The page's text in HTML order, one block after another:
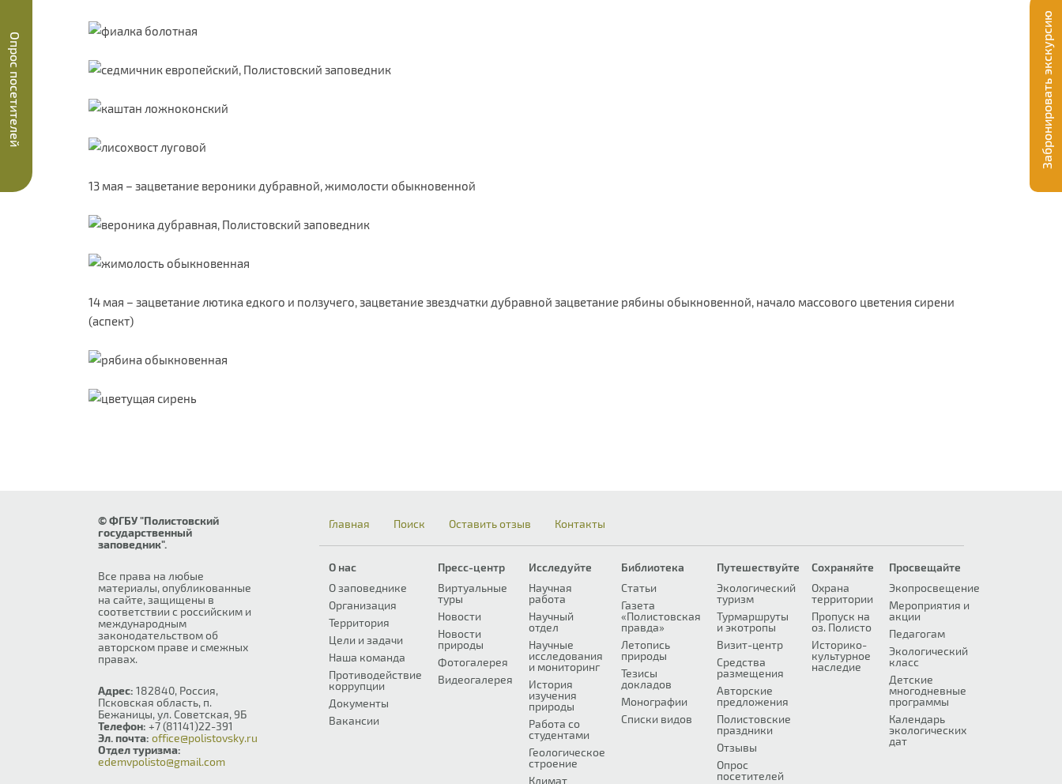
13 мая – зацветание вероники дубравной, жимолости обыкновенной
14 мая – зацветание лютика едкого и ползучего, зацветание звездчатки дубравной зацветание рябины обыкновенной, начало массового цветения сирени
(аспект)
© ФГБУ "Полистовский
государственный
заповедник".
Все права на любые
материалы, опубликованные
на сайте, защищены в
соответствии с российским и
международным
законодательством об
авторском праве и смежных
правах.
Адрес: 182840, Россия,
Псковская область, п.
Бежаницы, ул. Советская, 9Б
Телефон: +7 (81141)22-391
Эл. почта: office@polistovsky.ru
Отдел туризма:
edemvpolisto@gmail.com
Главная Поиск Оставить отзыв Контакты
О нас
О заповеднике
Организация
Территория
Цели и задачи
Наша команда
Противодействие
коррупции
Документы
Вакансии
Пресс-центр
Виртуальные
туры
Новости
Новости
природы
Фотогалерея
Видеогалерея
Исследуйте
Научная
работа
Научный
отдел
Научные
исследования
и мониторинг
История
изучения
природы
Работа со
студентами
Геологическое
строение
Климат
Библиотека
Статьи
Газета
«Полистовская
правда»
Летопись
природы
Тезисы
докладов
Монографии
Списки видов
Путешествуйте
Экологический
туризм
Турмаршруты
и экотропы
Визит-центр
Средства
размещения
Авторские
предложения
Полистовские
праздники
Отзывы
Опрос
посетителей
Сохраняйте
Охрана
территории
Пропуск на
оз. Полисто
Историко-
культурное
наследие
Просвещайте
Экопросвещение
Мероприятия и
акции
Педагогам
Экологический
класс
Детские
многодневные
программы
Календарь
экологических
дат
Забронировать экскурсию
Опрос посетителей